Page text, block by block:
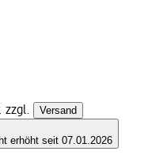
zzgl. Versand
erhöht seit 07.01.2026